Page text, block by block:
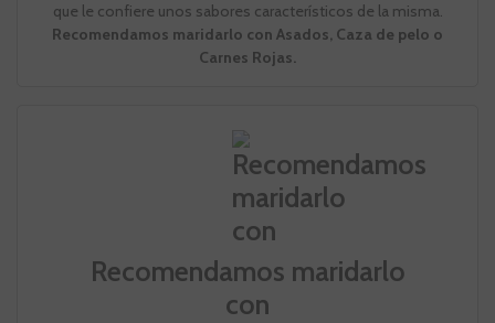
que le confiere unos sabores característicos de la misma.
Recomendamos maridarlo con Asados, Caza de pelo o
Carnes Rojas.
Recomendamos maridarlo
con